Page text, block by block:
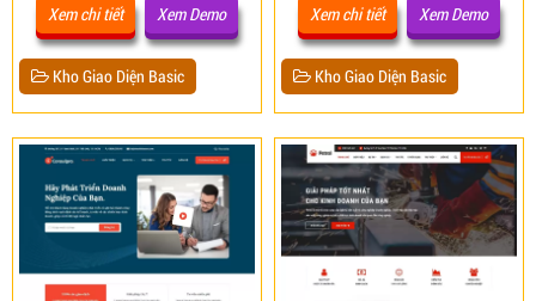
Xem chi tiết Xem Demo
Kho Giao Diện Basic
Xem chi tiết Xem Demo
Kho Giao Diện Basic